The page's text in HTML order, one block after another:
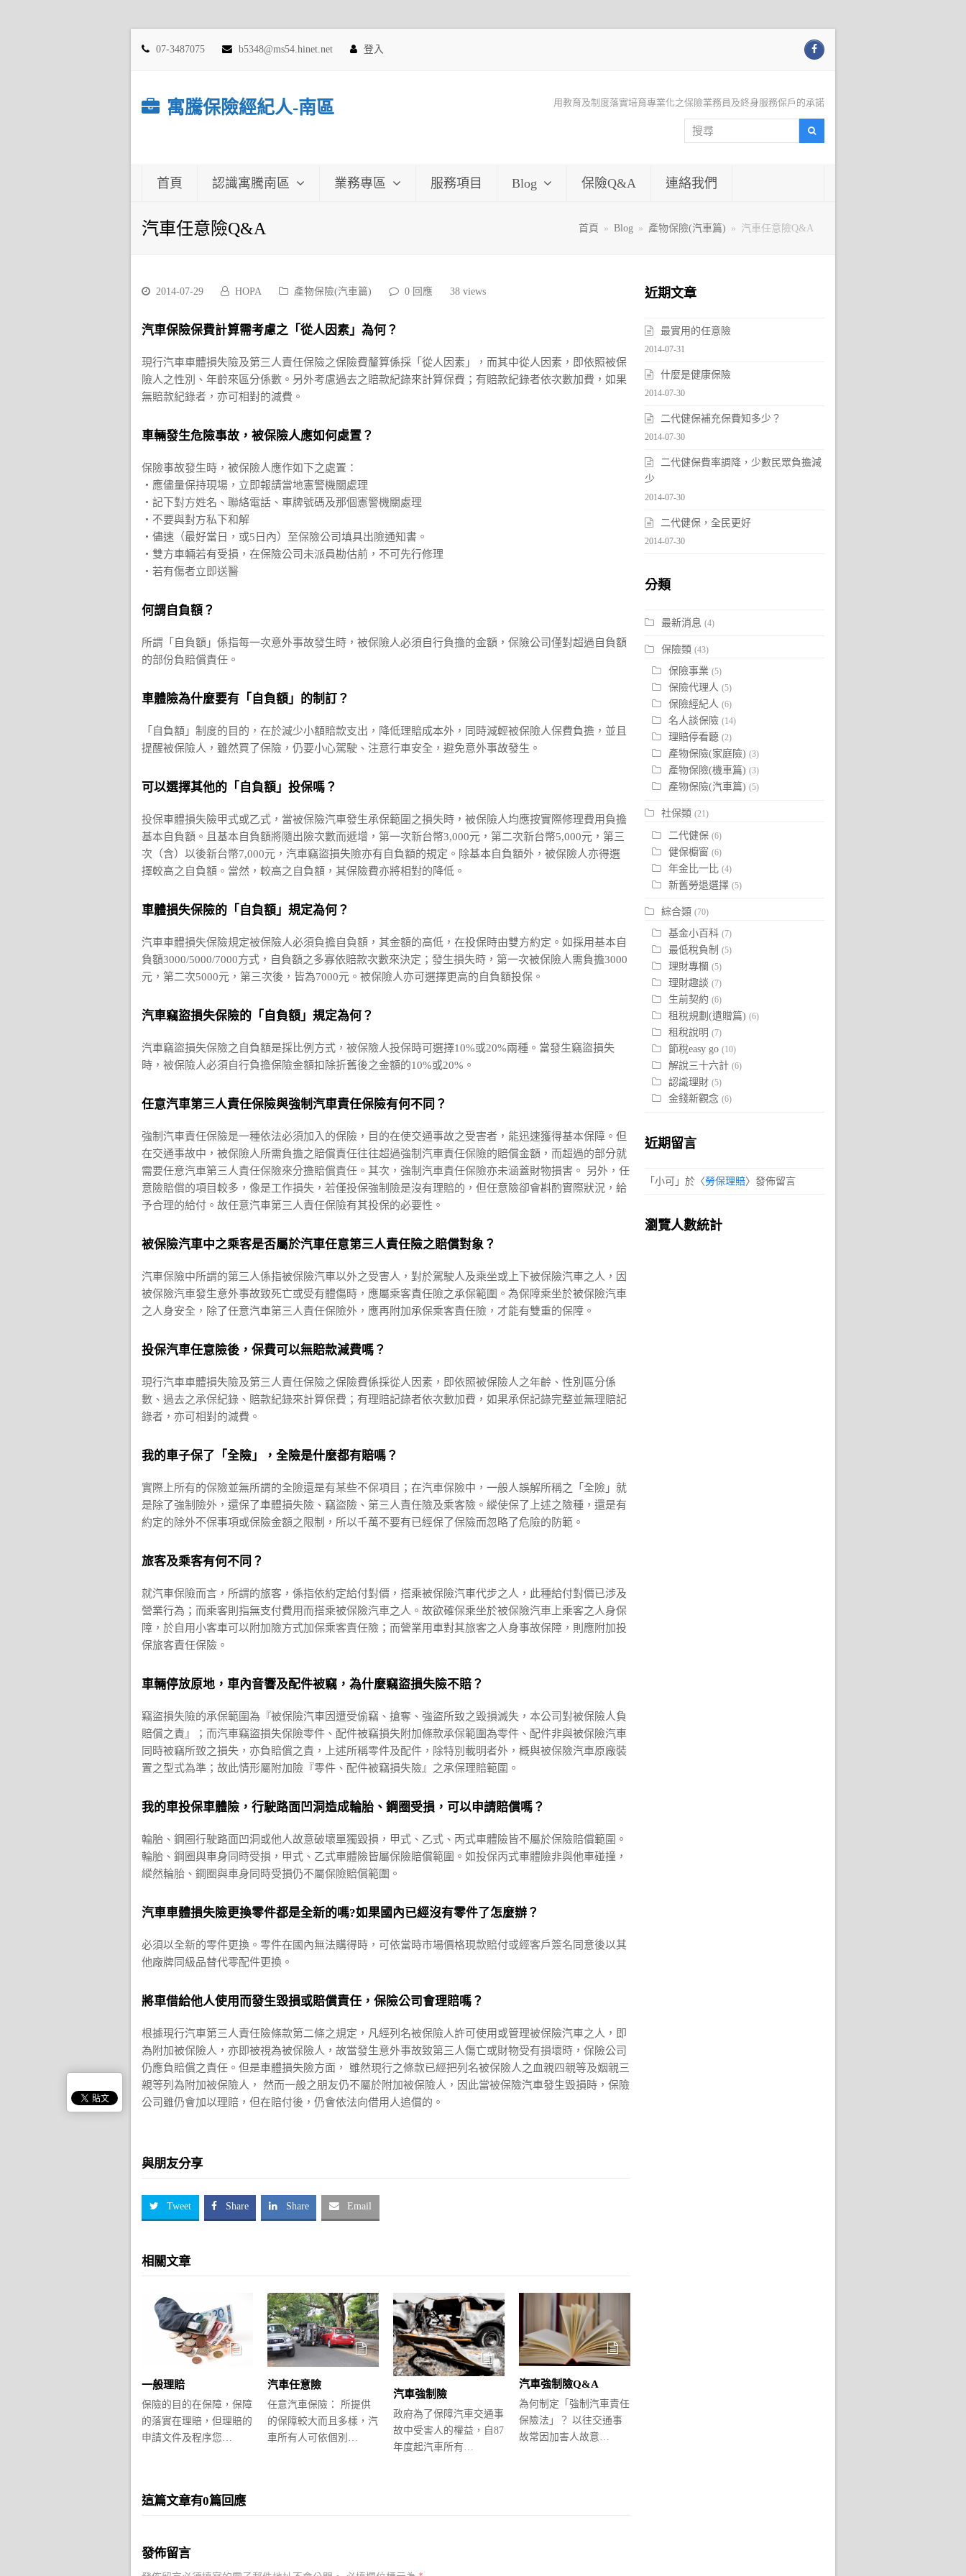
07-3487075 b5348@ms54.hinet.net 登入 Facebook
寓騰保險經紀人-南區 用教育及制度落實培育專業化之保險業務員及終身服務保戶的承諾
搜
尋
首頁 認識寓騰南區 業務專區 服務項目 Blog 保險Q&A 連絡我們
汽車任意險Q&A 首頁 » Blog » 產物保險(汽車篇) » 汽車任意險Q&A
2014-07-29 HOPA 產物保險(汽車篇) 0 回應 38 views
汽車保險保費計算需考慮之「從人因素」為何？
現行汽車車體損失險及第三人責任保險之保險費釐算係採「從人因素」，而其中從人因素，即依照被保
險人之性別、年齡來區分係數。另外考慮過去之賠款紀錄來計算保費；有賠款紀錄者依次數加費，如果
無賠款紀錄者，亦可相對的減費。
車輛發生危險事故，被保險人應如何處置？
保險事故發生時，被保險人應作如下之處置：
‧應儘量保持現場，立即報請當地憲警機關處理
‧記下對方姓名、聯絡電話、車牌號碼及那個憲警機關處理
‧不要與對方私下和解
‧儘速（最好當日，或5日內）至保險公司填具出險通知書。
‧雙方車輛若有受損，在保險公司未派員勘估前，不可先行修理
‧若有傷者立即送醫
何謂自負額？
所謂「自負額」係指每一次意外事故發生時，被保險人必須自行負擔的金額，保險公司僅對超過自負額
的部份負賠償責任。
車體險為什麼要有「自負額」的制訂？
「自負額」制度的目的，在於減少小額賠款支出，降低理賠成本外，同時減輕被保險人保費負擔，並且
提醒被保險人，雖然買了保險，仍要小心駕駛、注意行車安全，避免意外事故發生。
可以選擇其他的「自負額」投保嗎？
投保車體損失險甲式或乙式，當被保險汽車發生承保範圍之損失時，被保險人均應按實際修理費用負擔
基本自負額。且基本自負額將隨出險次數而遞增，第一次新台幣3,000元，第二次新台幣5,000元，第三
次（含）以後新台幣7,000元，汽車竊盜損失險亦有自負額的規定。除基本自負額外，被保險人亦得選
擇較高之自負額。當然，較高之自負額，其保險費亦將相對的降低。
車體損失保險的「自負額」規定為何？
汽車車體損失保險規定被保險人必須負擔自負額，其金額的高低，在投保時由雙方約定。如採用基本自
負額3000/5000/7000方式，自負額之多寡依賠款次數來決定；發生損失時，第一次被保險人需負擔3000
元，第二次5000元，第三次後，皆為7000元。被保險人亦可選擇更高的自負額投保。
汽車竊盜損失保險的「自負額」規定為何？
汽車竊盜損失保險之自負額是採比例方式，被保險人投保時可選擇10%或20%兩種。當發生竊盜損失
時，被保險人必須自行負擔保險金額扣除折舊後之金額的10%或20%。
任意汽車第三人責任保險與強制汽車責任保險有何不同？
強制汽車責任保險是一種依法必須加入的保險，目的在使交通事故之受害者，能迅速獲得基本保障。但
在交通事故中，被保險人所需負擔之賠償責任往往超過強制汽車責任保險的賠償金額，而超過的部分就
需要任意汽車第三人責任保險來分擔賠償責任。其次，強制汽車責任保險亦未涵蓋財物損害。 另外，任
意險賠償的項目較多，像是工作損失，若僅投保強制險是沒有理賠的，但任意險卻會斟酌實際狀況，給
予合理的給付。故任意汽車第三人責任保險有其投保的必要性。
被保險汽車中之乘客是否屬於汽車任意第三人責任險之賠償對象？
汽車保險中所謂的第三人係指被保險汽車以外之受害人，對於駕駛人及乘坐或上下被保險汽車之人，因
被保險汽車發生意外事故致死亡或受有體傷時，應屬乘客責任險之承保範圍。為保障乘坐於被保險汽車
之人身安全，除了任意汽車第三人責任保險外，應再附加承保乘客責任險，才能有雙重的保障。
投保汽車任意險後，保費可以無賠款減費嗎？
現行汽車車體損失險及第三人責任保險之保險費係採從人因素，即依照被保險人之年齡、性別區分係
數、過去之承保紀錄、賠款紀錄來計算保費；有理賠記錄者依次數加費，如果承保記錄完整並無理賠記
錄者，亦可相對的減費。
我的車子保了「全險」，全險是什麼都有賠嗎？
實際上所有的保險並無所謂的全險還是有某些不保項目；在汽車保險中，一般人誤解所稱之「全險」就
是除了強制險外，還保了車體損失險、竊盜險、第三人責任險及乘客險。縱使保了上述之險種，還是有
約定的除外不保事項或保險金額之限制，所以千萬不要有已經保了保險而忽略了危險的防範。
旅客及乘客有何不同？
就汽車保險而言，所謂的旅客，係指依約定給付對價，搭乘被保險汽車代步之人，此種給付對價已涉及
營業行為；而乘客則指無支付費用而搭乘被保險汽車之人。故欲確保乘坐於被保險汽車上乘客之人身保
障，於自用小客車可以附加險方式加保乘客責任險；而營業用車對其旅客之人身事故保障，則應附加投
保旅客責任保險。
車輛停放原地，車內音響及配件被竊，為什麼竊盜損失險不賠？
竊盜損失險的承保範圍為『被保險汽車因遭受偷竊、搶奪、強盜所致之毀損滅失，本公司對被保險人負
賠償之責』；而汽車竊盜損失保險零件、配件被竊損失附加條款承保範圍為零件、配件非與被保險汽車
同時被竊所致之損失，亦負賠償之責，上述所稱零件及配件，除特別載明者外，概與被保險汽車原廠裝
置之型式為準；故此情形屬附加險『零件、配件被竊損失險』之承保理賠範圍。
我的車投保車體險，行駛路面凹洞造成輪胎、鋼圈受損，可以申請賠償嗎？
輪胎、鋼圈行駛路面凹洞或他人故意破壞單獨毀損，甲式、乙式、丙式車體險皆不屬於保險賠償範圍。
輪胎、鋼圈與車身同時受損，甲式、乙式車體險皆屬保險賠償範圍。如投保丙式車體險非與他車碰撞，
縱然輪胎、鋼圈與車身同時受損仍不屬保險賠償範圍。
汽車車體損失險更換零件都是全新的嗎?如果國內已經沒有零件了怎麼辦？
必須以全新的零件更換。零件在國內無法購得時，可依當時市場價格現款賠付或經客戶簽名同意後以其
他廠牌同級品替代零配件更換。
將車借給他人使用而發生毀損或賠償責任，保險公司會理賠嗎？
根據現行汽車第三人責任險條款第二條之規定，凡經列名被保險人許可使用或管理被保險汽車之人，即
為附加被保險人，亦即被視為被保險人，故當發生意外事故致第三人傷亡或財物受有損壞時，保險公司
仍應負賠償之責任。但是車體損失險方面， 雖然現行之條款已經把列名被保險人之血親四親等及姻親三
親等列為附加被保險人， 然而一般之朋友仍不屬於附加被保險人，因此當被保險汽車發生毀損時，保險
公司雖仍會加以理賠，但在賠付後，仍會依法向借用人追償的。
與朋友分享
Tweet Share Share Email
相關文章
一般理賠
保險的目的在保障，保障
的落實在理賠，但理賠的
申請文件及程序您…
汽車任意險
任意汽車保險： 所提供
的保障較大而且多樣，汽
車所有人可依個別…
汽車強制險
政府為了保障汽車交通事
故中受害人的權益，自87
年度起汽車所有…
汽車強制險Q&A
為何制定「強制汽車責任
保險法」？ 以往交通事
故常因加害人故意…
這篇文章有0篇回應
發佈留言
近期文章
最實用的任意險
2014-07-31
什麼是健康保險
2014-07-30
二代健保補充保費知多少？
2014-07-30
二代健保費率調降，少數民眾負擔減
少
2014-07-30
二代健保，全民更好
2014-07-30
分類
最新消息 (4)
保險類 (43)
保險事業 (5)
保險代理人 (5)
保險經紀人 (6)
名人談保險 (14)
理賠停看聽 (2)
產物保險(家庭險) (3)
產物保險(機車篇) (3)
產物保險(汽車篇) (5)
社保類 (21)
二代健保 (6)
健保櫥窗 (6)
年金比一比 (4)
新舊勞退選擇 (5)
綜合類 (70)
基金小百科 (7)
最低稅負制 (5)
理財專欄 (5)
理財趣談 (7)
生前契約 (6)
租稅規劃(遺贈篇) (6)
租稅說明 (7)
節稅easy go (10)
解說三十六計 (6)
認識理財 (5)
金錢新觀念 (6)
近期留言
「 小可 」於〈勞保理賠〉發佈留言
瀏覽人數統計